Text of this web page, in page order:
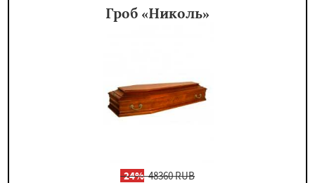
Гроб «Николь»
-24%48360 RUB